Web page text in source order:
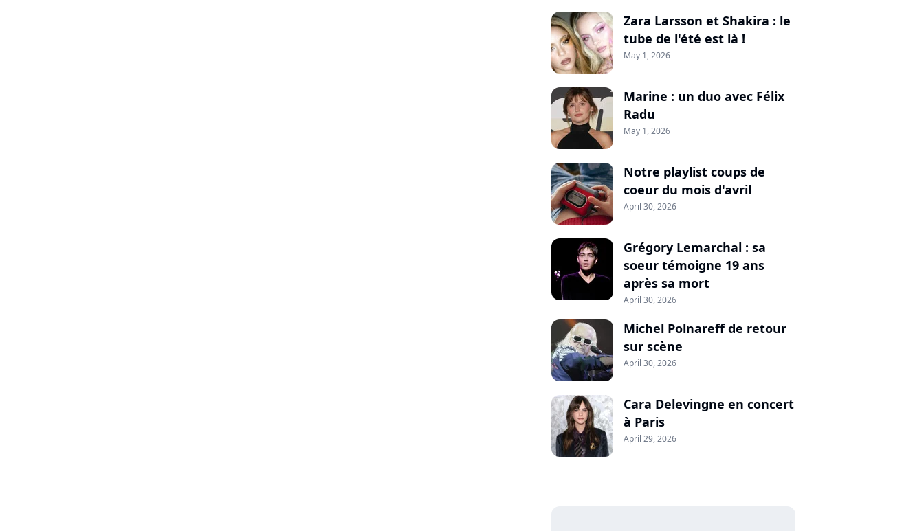
Zara Larsson et Shakira : le
tube de l'été est là !
May 1, 2026
Marine : un duo avec Félix
Radu
May 1, 2026
Notre playlist coups de
coeur du mois d'avril
April 30, 2026
Grégory Lemarchal : sa
soeur témoigne 19 ans
après sa mort
April 30, 2026
Michel Polnareff de retour
sur scène
April 30, 2026
Cara Delevingne en concert
à Paris
April 29, 2026